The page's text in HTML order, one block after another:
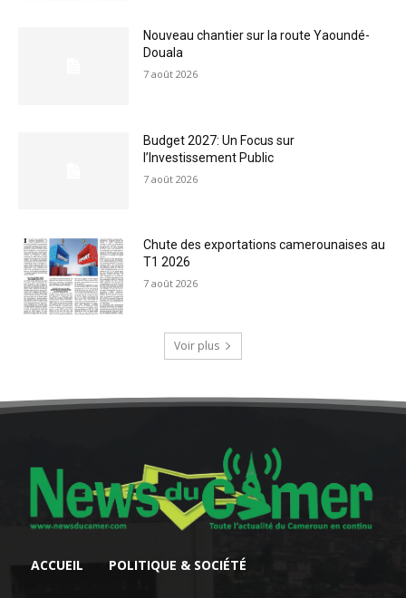
Nouveau chantier sur la route Yaoundé-
Douala
7 août 2026
Budget 2027: Un Focus sur
l’Investissement Public
7 août 2026
Chute des exportations camerounaises au
T1 2026
7 août 2026
Voir plus
ACCUEIL POLITIQUE & SOCIÉTÉ